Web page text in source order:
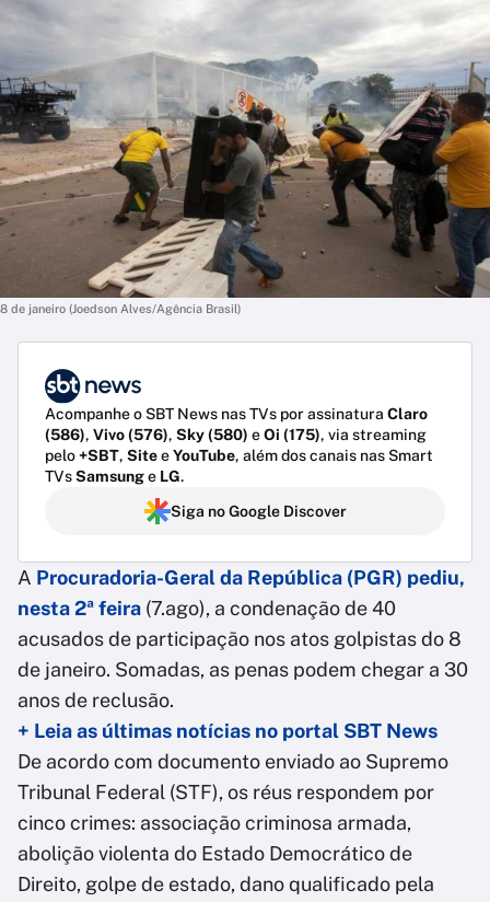
8 de janeiro (Joedson Alves/Agência Brasil)
Acompanhe o SBT News nas TVs por assinatura Claro
(586), Vivo (576), Sky (580) eOi (175), via streaming
pelo+SBT, SiteeYouTube, além dos canais nas Smart
TVsSamsunge LG.
Siga no Google Discover
A Procuradoria-Geral da República (PGR) pediu,
nesta 2ª feira (7.ago), a condenação de 40
acusados de participação nos atos golpistas do 8
de janeiro. Somadas, as penas podem chegar a 30
anos de reclusão.
+ Leia as últimas notícias no portal SBT News
De acordo com documento enviado ao Supremo
Tribunal Federal (STF), os réus respondem por
cinco crimes: associação criminosa armada,
abolição violenta do Estado Democrático de
Direito, golpe de estado, dano qualificado pela